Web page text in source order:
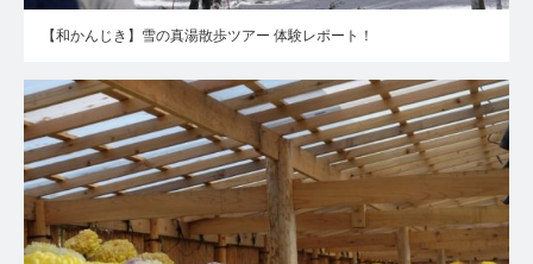
【和かんじき】雪の真湯散歩ツアー 体験レポート！